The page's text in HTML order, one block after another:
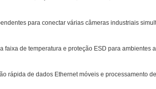
para conectar várias câmeras industriais
faixa de temperatura e proteção ESD para ambientes
rápida de dados Ethernet móveis e processamento